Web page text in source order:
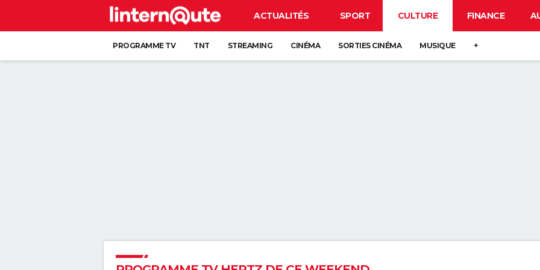
ACTUALITÉS SPORT CULTURE FINANCE
PROGRAMME TV TNT STREAMING CINÉMA SORTIES CINÉMA MUSIQUE +